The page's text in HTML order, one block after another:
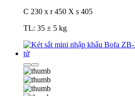
C 230 x r 450 X s 405
TL: 35 ± 5 kg